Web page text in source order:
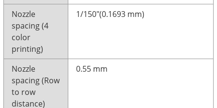
Nozzle
spacing (4
color
printing)
1/150"(0.1693 mm)
Nozzle
spacing (Row
to row
distance)
0.55 mm